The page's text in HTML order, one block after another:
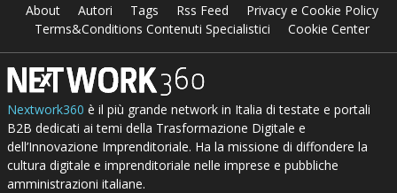
About Autori Tags Rss Feed
Privacy e Cookie Policy
Terms&Conditions Contenuti Specialistici
Cookie Center
Nextwork360 è il più grande network in Italia di testate e portali
B2B dedicati ai temi della Trasformazione Digitale e
dell’Innovazione Imprenditoriale. Ha la missione di diffondere la
cultura digitale e imprenditoriale nelle imprese e pubbliche
amministrazioni italiane.